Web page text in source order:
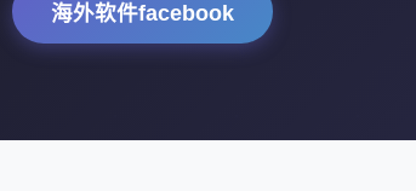
海外软件facebook